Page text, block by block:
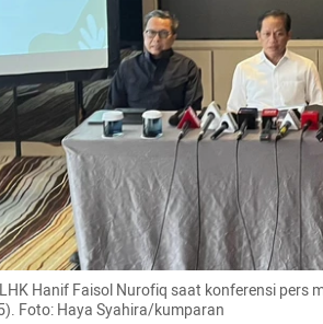
Hanif Faisol Nurofiq saat konferensi pers
Foto: Haya Syahira/kumparan